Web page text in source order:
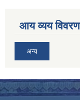
आय व्यय विवरण
अन्य